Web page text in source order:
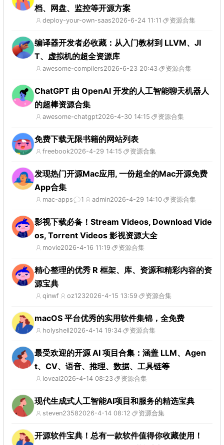
档、网盘、监控等开源方案
deploy-your-own-saas2026-6-24 11:11 资源合集
编译器开发者必收藏：从入门教材到 LLVM、JI
T、虚拟机的超全资源库
awesome-compilers2026-6-23 20:43 资源合集
ChatGPT 由 OpenAI 开发的人工智能聊天机器人
的超棒资源合集
awesome-chatgpt2026-4-30 14:15 资源合集
免费下载无限书籍的网站列表
freebook2026-4-29 14:15 资源合集
发现热门开源Mac应用, 一份超全的Mac开源免费
App合集
mac-apps 1 admin2026-4-29 14:10 资源合集
影视下载必备！Stream Videos, Download Vide
os, Torrent Videos 影视资源大全
movie2026-4-16 11:19 资源合集
精心整理的优秀 R 框架、库、资源和精彩内容的资
源宝典
qinwf oz1232026-4-15 13:59 资源合集
macOS 平台优秀的实用软件集锦，全免费
holyshell2026-4-14 19:34 资源合集
最受欢迎的开源 AI 项目合集：涵盖 LLM、Agen
t、CV、语音、推理、数据、工具链等
loveai2026-4-14 08:23 资源合集
现代生成式人工智能AI项目和服务的精选宝典
steven23582026-4-14 08:12 资源合集
开源软件宝典！总有一款软件值得你收藏使用！